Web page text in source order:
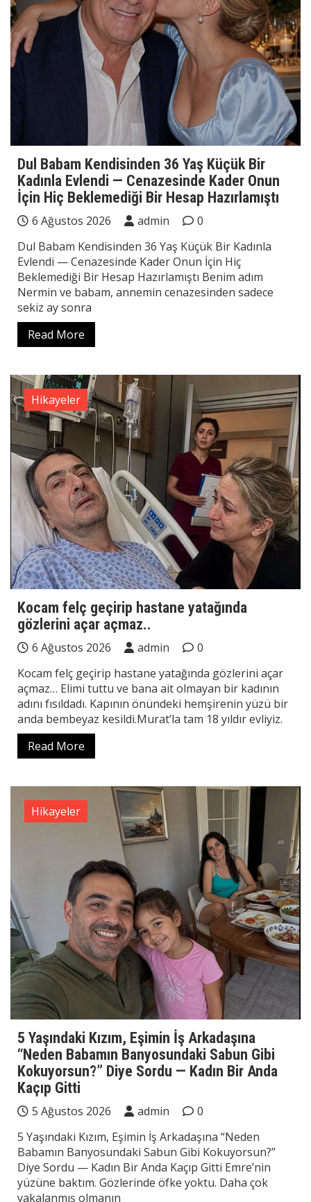
Dul Babam Kendisinden 36 Yaş Küçük Bir
Kadınla Evlendi — Cenazesinde Kader Onun
İçin Hiç Beklemediği Bir Hesap Hazırlamıştı
6 Ağustos 2026 admin
0
Dul Babam Kendisinden 36 Yaş Küçük Bir Kadınla
Evlendi — Cenazesinde Kader Onun İçin Hiç
Beklemediği Bir Hesap Hazırlamıştı Benim adım
Nermin ve babam, annemin cenazesinden sadece
sekiz ay sonra
Read More
Hikayeler
Kocam felç geçirip hastane yatağında
gözlerini açar açmaz..
6 Ağustos 2026 admin
0
Kocam felç geçirip hastane yatağında gözlerini açar
açmaz… Elimi tuttu ve bana ait olmayan bir kadının
adını fısıldadı. Kapının önündeki hemşirenin yüzü bir
anda bembeyaz kesildi.Murat’la tam 18 yıldır evliyiz.
Read More
Hikayeler
5 Yaşındaki Kızım, Eşimin İş Arkadaşına
“Neden Babamın Banyosundaki Sabun Gibi
Kokuyorsun?” Diye Sordu — Kadın Bir Anda
Kaçıp Gitti
5 Ağustos 2026 admin
0
5 Yaşındaki Kızım, Eşimin İş Arkadaşına “Neden
Babamın Banyosundaki Sabun Gibi Kokuyorsun?”
Diye Sordu — Kadın Bir Anda Kaçıp Gitti Emre’nin
yüzüne baktım. Gözlerinde öfke yoktu. Daha çok
yakalanmış olmanın